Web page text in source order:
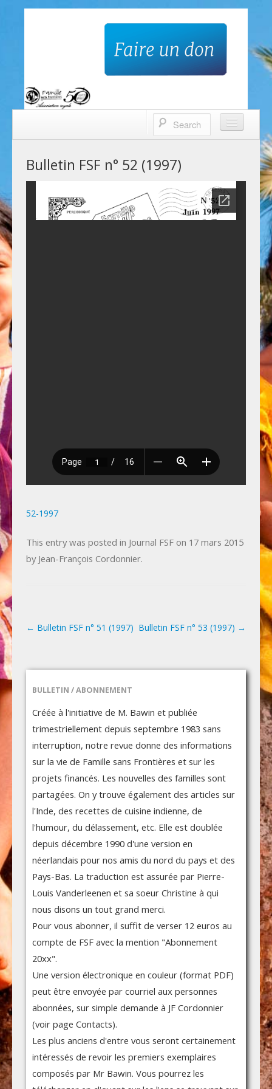
Famille sans frontières
Nos projets
Contacts
Bulletin FSF n° 52 (1997)
52-1997
This entry was posted in Journal FSFon 17 mars 2015
by Jean-François Cordonnier.
Post navigation
← Bulletin FSF n° 51 (1997) Bulletin FSF n° 53 (1997) →
BULLETIN / ABONNEMENT
Créée à l'initiative de M. Bawin et publiée
trimestriellement depuis septembre 1983 sans
interruption, notre revue donne des informations
sur la vie de Famille sans Frontières et sur les
projets financés. Les nouvelles des familles sont
partagées. On y trouve également des articles sur
l'Inde, des recettes de cuisine indienne, de
l'humour, du délassement, etc. Elle est doublée
depuis décembre 1990 d'une version en
néerlandais pour nos amis du nord du pays et des
Pays-Bas. La traduction est assurée par Pierre-
Louis Vanderleenen et sa soeur Christine à qui
nous disons un tout grand merci.
Pour vous abonner, il suffit de verser 12 euros au
compte de FSF avec la mention "Abonnement
20xx".
Une version électronique en couleur (format PDF)
peut être envoyée par courriel aux personnes
abonnées, sur simple demande à JF Cordonnier
(voir page Contacts).
Les plus anciens d'entre vous seront certainement
intéressés de revoir les premiers exemplaires
composés par Mr Bawin. Vous pourrez les